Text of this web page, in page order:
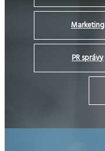
Marketing
PR správy